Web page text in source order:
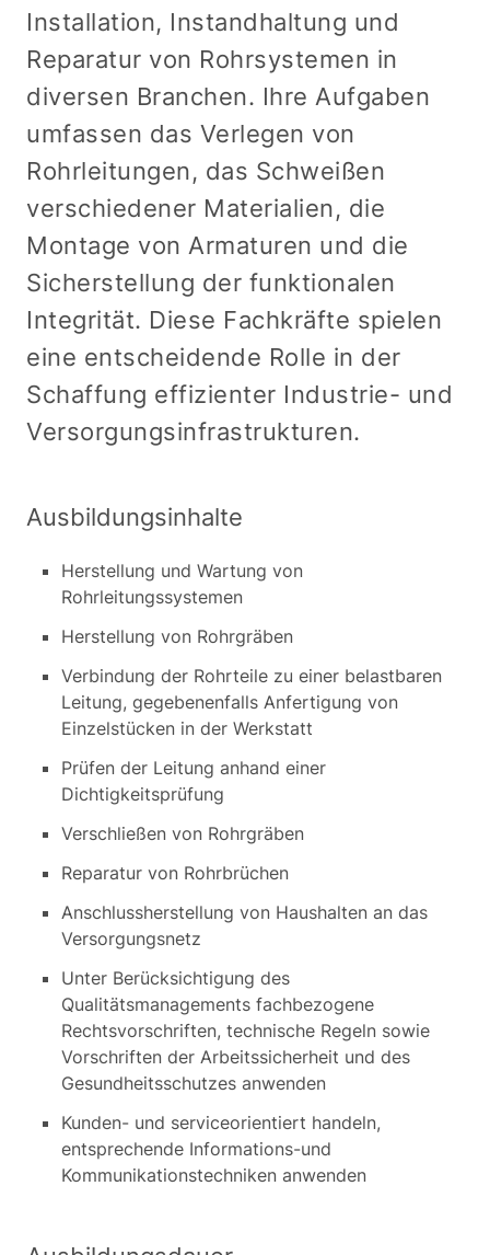
Installation, Instandhaltung und
Reparatur von Rohrsystemen in
diversen Branchen. Ihre Aufgaben
umfassen das Verlegen von
Rohrleitungen, das Schweißen
verschiedener Materialien, die
Montage von Armaturen und die
Sicherstellung der funktionalen
Integrität. Diese Fachkräfte spielen
eine entscheidende Rolle in der
Schaffung effizienter Industrie- und
Versorgungsinfrastrukturen.
Ausbildungsinhalte
Herstellung und Wartung von
Rohrleitungssystemen
Herstellung von Rohrgräben
Verbindung der Rohrteile zu einer belastbaren
Leitung, gegebenenfalls Anfertigung von
Einzelstücken in der Werkstatt
Prüfen der Leitung anhand einer
Dichtigkeitsprüfung
Verschließen von Rohrgräben
Reparatur von Rohrbrüchen
Anschlussherstellung von Haushalten an das
Versorgungsnetz
Unter Berücksichtigung des
Qualitätsmanagements fachbezogene
Rechtsvorschriften, technische Regeln sowie
Vorschriften der Arbeitssicherheit und des
Gesundheitsschutzes anwenden
Kunden- und serviceorientiert handeln,
entsprechende Informations-und
Kommunikationstechniken anwenden